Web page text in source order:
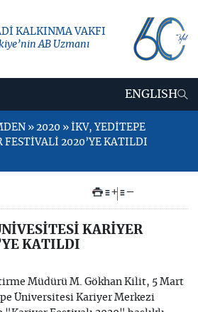
KALKINMA VAKFI
AB Uzmanı
ENGLISH
» 2020 » İKV, YEDİTEPE
FESTİVALİ 2020’YE KATILDI
+ –
KARİYER
KATILDI
Müdürü M. Gökhan Kilit, 5 Mart
Üniversitesi Kariyer Merkezi